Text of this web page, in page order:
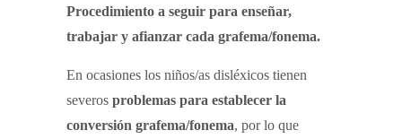
Procedimiento a seguir para enseñar,
trabajar y afianzar cada grafema/fonema.
En ocasiones los niños/as disléxicos tienen
severos problemas para establecer la
conversión grafema/fonema, por lo que